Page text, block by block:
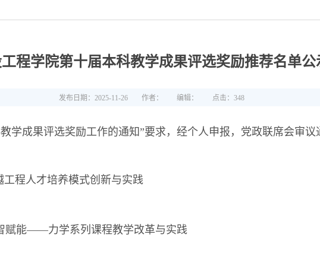
程学院第十届本科教学成果评选奖励推荐名单公
发布日期：2025-11-26 作者： 编辑： 点击： 348
学成果评选奖励工作的通知”要求，经个人申报，党政联席会审议
工程人才培养模式创新与实践
赋能——力学系列课程教学改革与实践